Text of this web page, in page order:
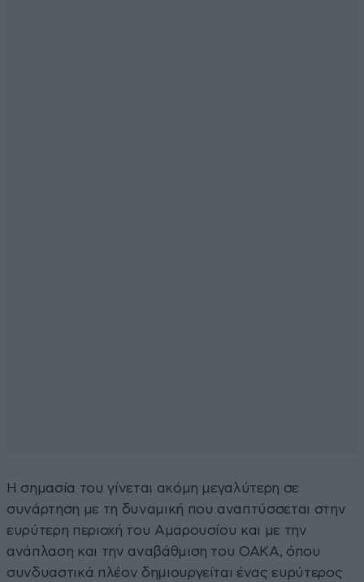
Η σημασία του γίνεται ακόμη μεγαλύτερη σε
συνάρτηση με τη δυναμική που αναπτύσσεται στην
ευρύτερη περιοχή του Αμαρουσίου και με την
ανάπλαση και την αναβάθμιση του ΟΑΚΑ, όπου
συνδυαστικά πλέον δημιουργείται ένας ευρύτερος